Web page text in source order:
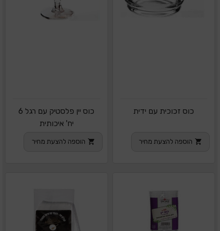
כוס זכוכית עם ידית
הוספה להצעת מחיר
כוס יין פלסטיק עם רגל 6
יח' איכותית
הוספה להצעת מחיר